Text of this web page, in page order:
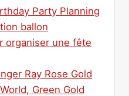
Party Planning
ballon
organiser une fête
Ray Rose Gold
Green Gold